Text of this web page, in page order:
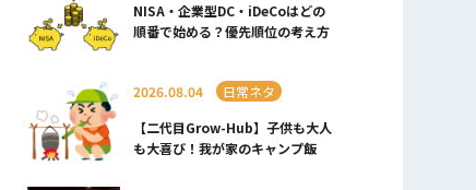
NISA・企業型DC・iDeCoはどの
順番で始める？優先順位の考え方
2026.08.04
日常ネタ
【二代目Grow-Hub】子供も大人
も大喜び！我が家のキャンプ飯